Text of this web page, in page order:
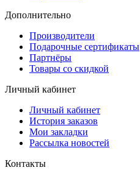
Дополнительно
Производители
Подарочные сертификаты
Партнёры
Товары со скидкой
Личный кабинет
Личный кабинет
История заказов
Мои закладки
Рассылка новостей
Контакты